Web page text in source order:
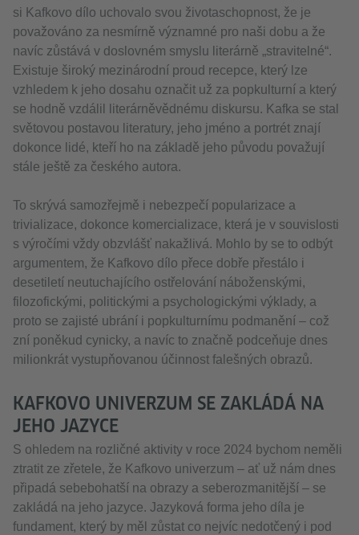
si Kafkovo dílo uchovalo svou životaschopnost, že je
považováno za nesmírně významné pro naši dobu a že
navíc zůstává v doslovném smyslu literárně „stravitelné“.
Existuje široký mezinárodní proud recepce, který lze
vzhledem k jeho dosahu označit už za popkulturní a který
se hodně vzdálil literárněvědnému diskursu. Kafka se stal
světovou postavou literatury, jeho jméno a portrét znají
dokonce lidé, kteří ho na základě jeho původu považují
stále ještě za českého autora.
To skrývá samozřejmě i nebezpečí popularizace a
trivializace, dokonce komercializace, která je v souvislosti
s výročími vždy obzvlášť nakažlivá. Mohlo by se to odbýt
argumentem, že Kafkovo dílo přece dobře přestálo i
desetiletí neutuchajícího ostřelování náboženskými,
filozofickými, politickými a psychologickými výklady, a
proto se zajisté ubrání i popkulturnímu podmanění – což
zní poněkud cynicky, a navíc to značně podceňuje dnes
milionkrát vystupňovanou účinnost falešných obrazů.
KAFKOVO UNIVERZUM SE ZAKLÁDÁ NA
JEHO JAZYCE
S ohledem na rozličné aktivity v roce 2024 bychom neměli
ztratit ze zřetele, že Kafkovo univerzum – ať už nám dnes
připadá sebebohatší na obrazy a seberozmanitější – se
zakládá na jeho jazyce. Jazyková forma jeho díla je
fundament, který by měl zůstat co nejvíc nedotčený i pod